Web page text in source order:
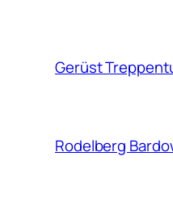
Gerüst
Rodelberg